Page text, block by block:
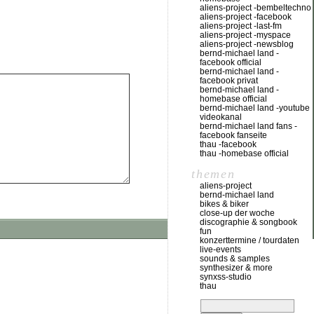
aliens-project -bembeltechno
aliens-project -facebook
aliens-project -last-fm
aliens-project -myspace
aliens-project -newsblog
bernd-michael land -
facebook official
bernd-michael land -
facebook privat
bernd-michael land -
homebase official
bernd-michael land -youtube
videokanal
bernd-michael land fans -
facebook fanseite
thau -facebook
thau -homebase official
themen
aliens-project
bernd-michael land
bikes & biker
close-up der woche
discographie & songbook
fun
konzerttermine / tourdaten
live-events
sounds & samples
synthesizer & more
synxss-studio
thau